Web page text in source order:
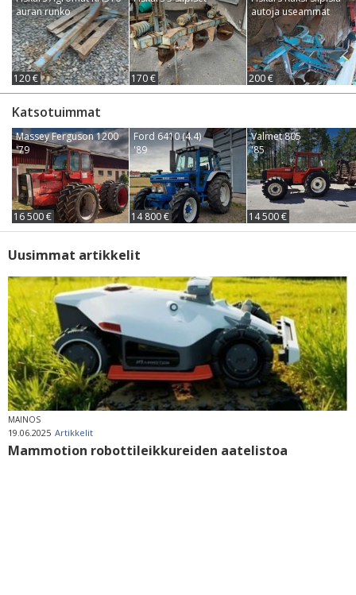
auran runko
120 € 170 €
autoja useammat
200 €
Katsotuimmat
Massey Ferguson 1200
'79
16 500 €
Ford 6410 (4.4)
'89
14 800 €
Valmet 805
'85
14 500 €
Uusimmat artikkelit
MAINOS
19.06.2025 Artikkelit
Mammotion robottileikkureiden aatelistoa